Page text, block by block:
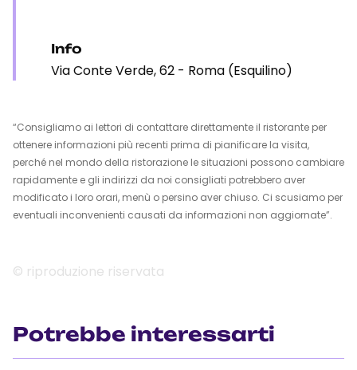
Info
Via Conte Verde, 62 - Roma (Esquilino)
“Consigliamo ai lettori di contattare direttamente il ristorante per
ottenere informazioni più recenti prima di pianificare la visita,
perché nel mondo della ristorazione le situazioni possono cambiare
rapidamente e gli indirizzi da noi consigliati potrebbero aver
modificato i loro orari, menù o persino aver chiuso. Ci scusiamo per
eventuali inconvenienti causati da informazioni non aggiornate”.
© riproduzione riservata
Potrebbe interessarti